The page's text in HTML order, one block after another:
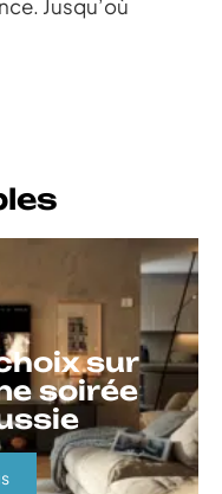
Jusqu’où
sur
soirée